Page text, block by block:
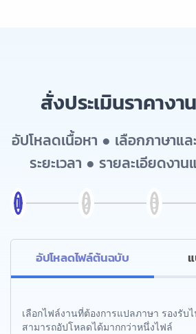
สั่งประเมินราคาง
อัปโหลดเนื้อหา ● เลือกภาษาแ
ระยะเวลา ● รายละเอียดงา
อัปโหลดไฟล์ต้นฉบับ
เลือกไฟล์งานที่ต้องการแปลภาษา รองรับ
สามารถอัปโหลดได้มากกว่าหนึ่งไฟล์